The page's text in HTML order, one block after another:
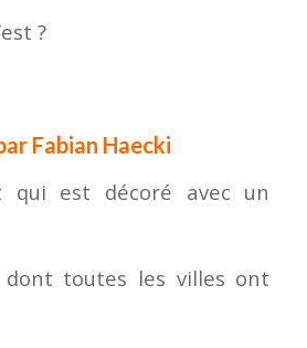
?
Fabian Haecki
qui est décoré avec un
dont toutes les villes ont